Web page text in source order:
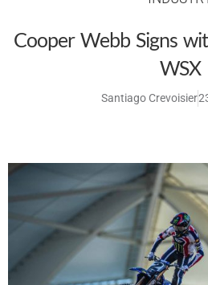
Cooper Webb Signs
WSX
Santiago Crevoisier